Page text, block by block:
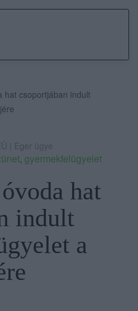
hat csoportjában indult
| Eger ügye
, gyermekfelügyelet
hat
indult
a